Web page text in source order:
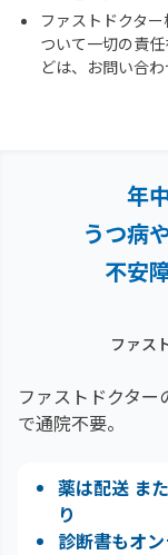
ファストドクタ
ついて一切の責
どは、お問い合
年
うつ病
不安
ファス
ファストドクタ
で通院不要。
薬は配送 ま
り
診断書もオ